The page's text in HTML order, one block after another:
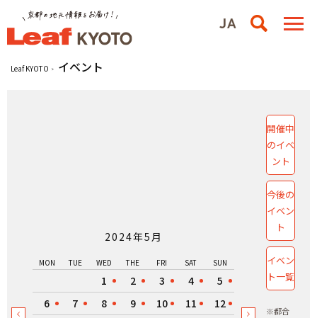
Leaf KYOTO イベント
2024年5月
MON TUE WED THE FRI SAT SUN
1 2 3 4
5
6
7 8 9 10 11
12
開催中
のイベ
ント
今後の
イベン
ト
イベン
ト一覧
※都合